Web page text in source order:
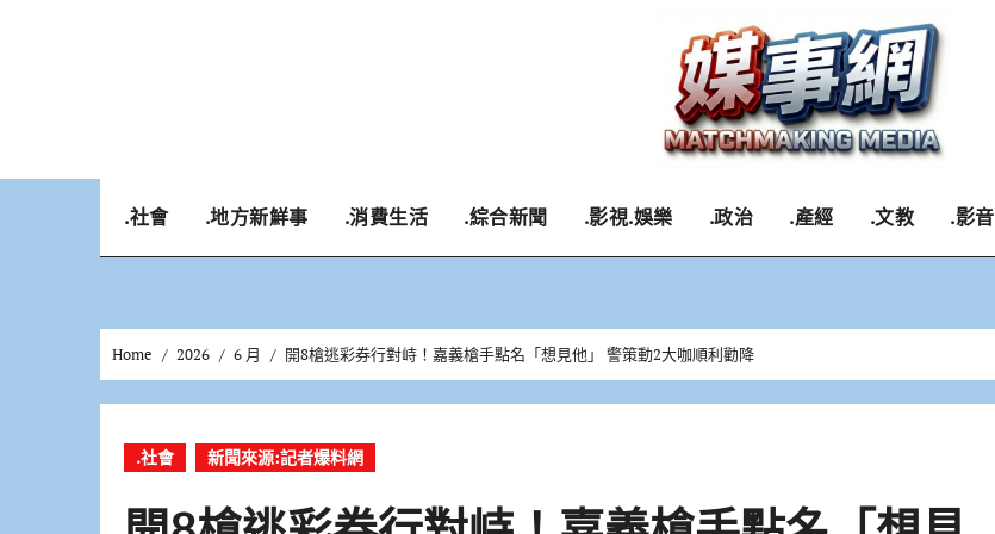
.社會 .地方新鮮事 .消費生活 .綜合新聞 .影視.娛樂 .政治 .產經 .文教 .影音
Home 2026 6 月 開8槍逃彩券行對峙！嘉義槍手點名「想見他」 警策動2大咖順利勸降
.社會 新聞來源:記者爆料網